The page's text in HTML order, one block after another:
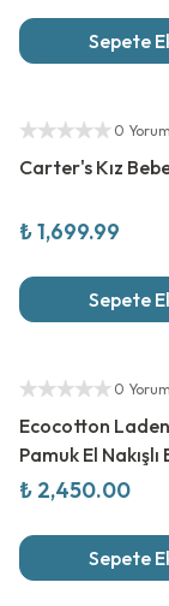
Sepete
0 Yorum
Carter's Kız
₺ 1,699.99
Sepete
0 Yorum
Ecocotton
Pamuk El Nakışlı
Panço Set
₺ 2,450.00
Sepete